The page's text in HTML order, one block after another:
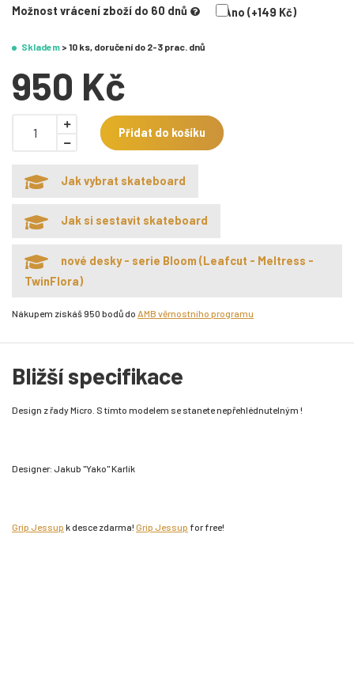
Možnost vrácení zboží do 60 dnů Ano (+149 Kč)
Skladem > 10 ks, doručení do 2-3 prac. dnů
950 Kč
Přidat do košíku
Jak vybrat skateboard
Jak si sestavit skateboard
nové desky - serie Bloom (Leafcut - Meltress -
TwinFlora)
Nákupem získáš 950 bodů do AMB věrnostního programu
Bližší specifikace
Design z řady Micro. S tímto modelem se stanete nepřehlédnutelným !
Designer: Jakub "Yako" Karlík
Grip Jessup k desce zdarma! Grip Jessup for free!